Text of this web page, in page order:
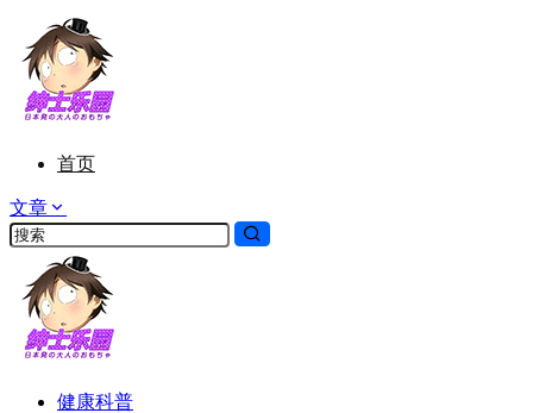
首页
文章
健康科普